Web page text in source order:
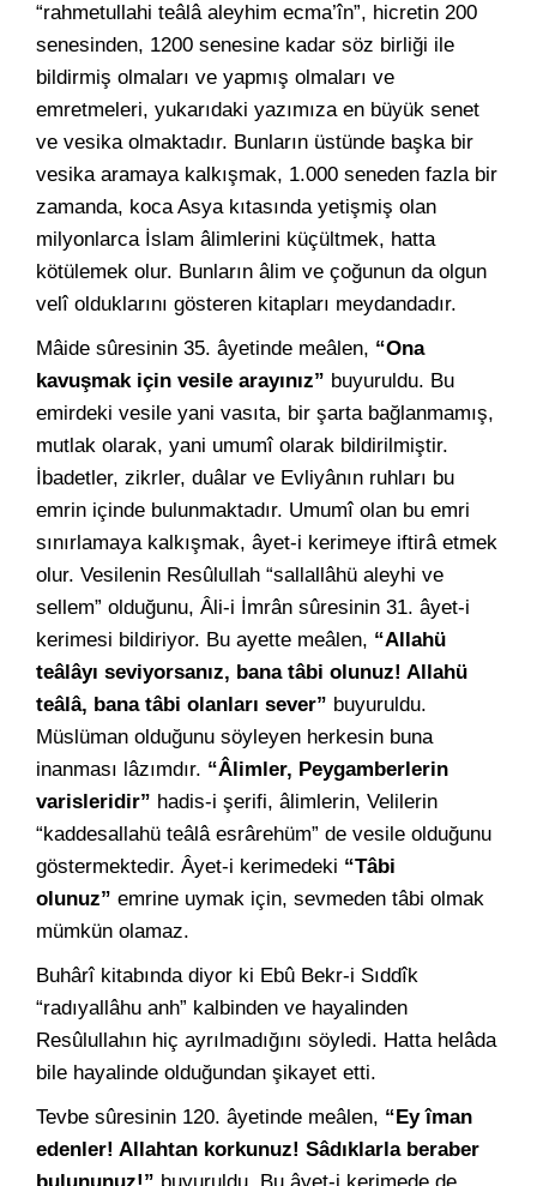
“rahmetullahi teâlâ aleyhim ecma’în”, hicretin 200
senesinden, 1200 senesine kadar söz birliği ile
bildirmiş olmaları ve yapmış olmaları ve
emretmeleri, yukarıdaki yazımıza en büyük senet
ve vesika olmaktadır. Bunların üstünde başka bir
vesika aramaya kalkışmak, 1.000 seneden fazla bir
zamanda, koca Asya kıtasında yetişmiş olan
milyonlarca İslam âlimlerini küçültmek, hatta
kötülemek olur. Bunların âlim ve çoğunun da olgun
velî olduklarını gösteren kitapları meydandadır.
Mâide sûresinin 35. âyetinde meâlen, “Ona
kavuşmak için vesile arayınız” buyuruldu. Bu
emirdeki vesile yani vasıta, bir şarta bağlanmamış,
mutlak olarak, yani umumî olarak bildirilmiştir.
İbadetler, zikrler, duâlar ve Evliyânın ruhları bu
emrin içinde bulunmaktadır. Umumî olan bu emri
sınırlamaya kalkışmak, âyet-i kerimeye iftirâ etmek
olur. Vesilenin Resûlullah “sallallâhü aleyhi ve
sellem” olduğunu, Âli-i İmrân sûresinin 31. âyet-i
kerimesi bildiriyor. Bu ayette meâlen, “Allahü
teâlâyı seviyorsanız, bana tâbi olunuz! Allahü
teâlâ, bana tâbi olanları sever” buyuruldu.
Müslüman olduğunu söyleyen herkesin buna
inanması lâzımdır. “Âlimler, Peygamberlerin
varisleridir” hadis-i şerifi, âlimlerin, Velilerin
“kaddesallahü teâlâ esrârehüm” de vesile olduğunu
göstermektedir. Âyet-i kerimedeki “Tâbi
olunuz” emrine uymak için, sevmeden tâbi olmak
mümkün olamaz.
Buhârî kitabında diyor ki Ebû Bekr-i Sıddîk
“radıyallâhu anh” kalbinden ve hayalinden
Resûlullahın hiç ayrılmadığını söyledi. Hatta helâda
bile hayalinde olduğundan şikayet etti.
Tevbe sûresinin 120. âyetinde meâlen, “Ey îman
edenler! Allahtan korkunuz! Sâdıklarla beraber